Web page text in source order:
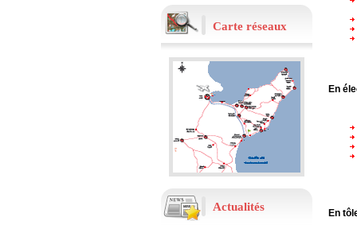
Carte réseaux
Actualités
وغير قابلة لإعادة الإستغلال (قسط 2) وذلك
لباذل الثمن
...
En savoir plus
Résultats préliminaires des
examens pratiques
تعلم الشركة الجهوية للنقل لولاية نابل
المترشحين للمناظرة الخارجية لخطة سائق
حافلة (عدد 01/2024) ولخطة عامل مؤهل
ميكانيك السيارات (عدد 03/2024)، أنّه
يمكنهم الاطلاع على النتائج الأولية
للإختبارات التطبيقية عبر
En
En